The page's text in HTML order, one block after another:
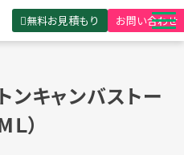
無料お見積もり お問い合わせ
ービス
ガイド
ンキャンバストー
Ｌ）